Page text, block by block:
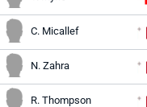
C. Micallef
N. Zahra
R. Thompson